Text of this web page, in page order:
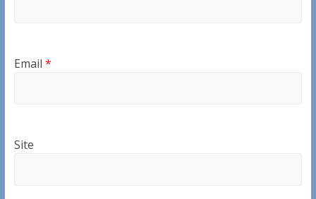
Email *
Site